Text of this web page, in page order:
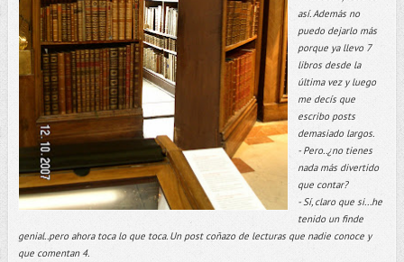
así. Además no
puedo dejarlo más
porque ya llevo 7
libros desde la
última vez y luego
me decís que
escribo posts
demasiado largos.
- Pero..¿no tienes
nada más divertido
que contar?
- Sí, claro que si...he
tenido un finde
genial..pero ahora toca lo que toca. Un post coñazo de lecturas que nadie conoce y
que comentan 4.